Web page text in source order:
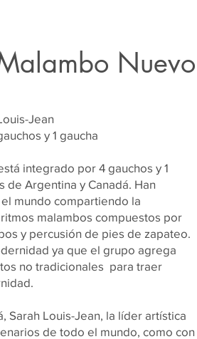
Nuevo
Jean
y 1 gaucha
integrado por 4 gauchos y 1
de Argentina y Canadá. Han
mundo compartiendo la
malambos compuestos por
y percusión de pies de zapateo.
ya que el grupo agrega
no tradicionales para traer
Sarah Louis-Jean, la líder artística
de todo el mundo, como con